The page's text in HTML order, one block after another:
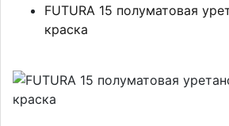
FUTURA 15 полуматовая
краска